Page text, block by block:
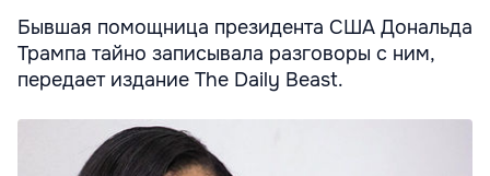
Бывшая помощница президента США Дональда
Трампа тайно записывала разговоры с ним,
передает издание The Daily Beast.